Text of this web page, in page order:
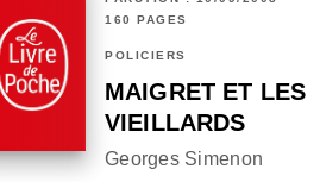
160 PAGES
POLICIERS
MAIGRET ET LES
VIEILLARDS
Georges Simenon